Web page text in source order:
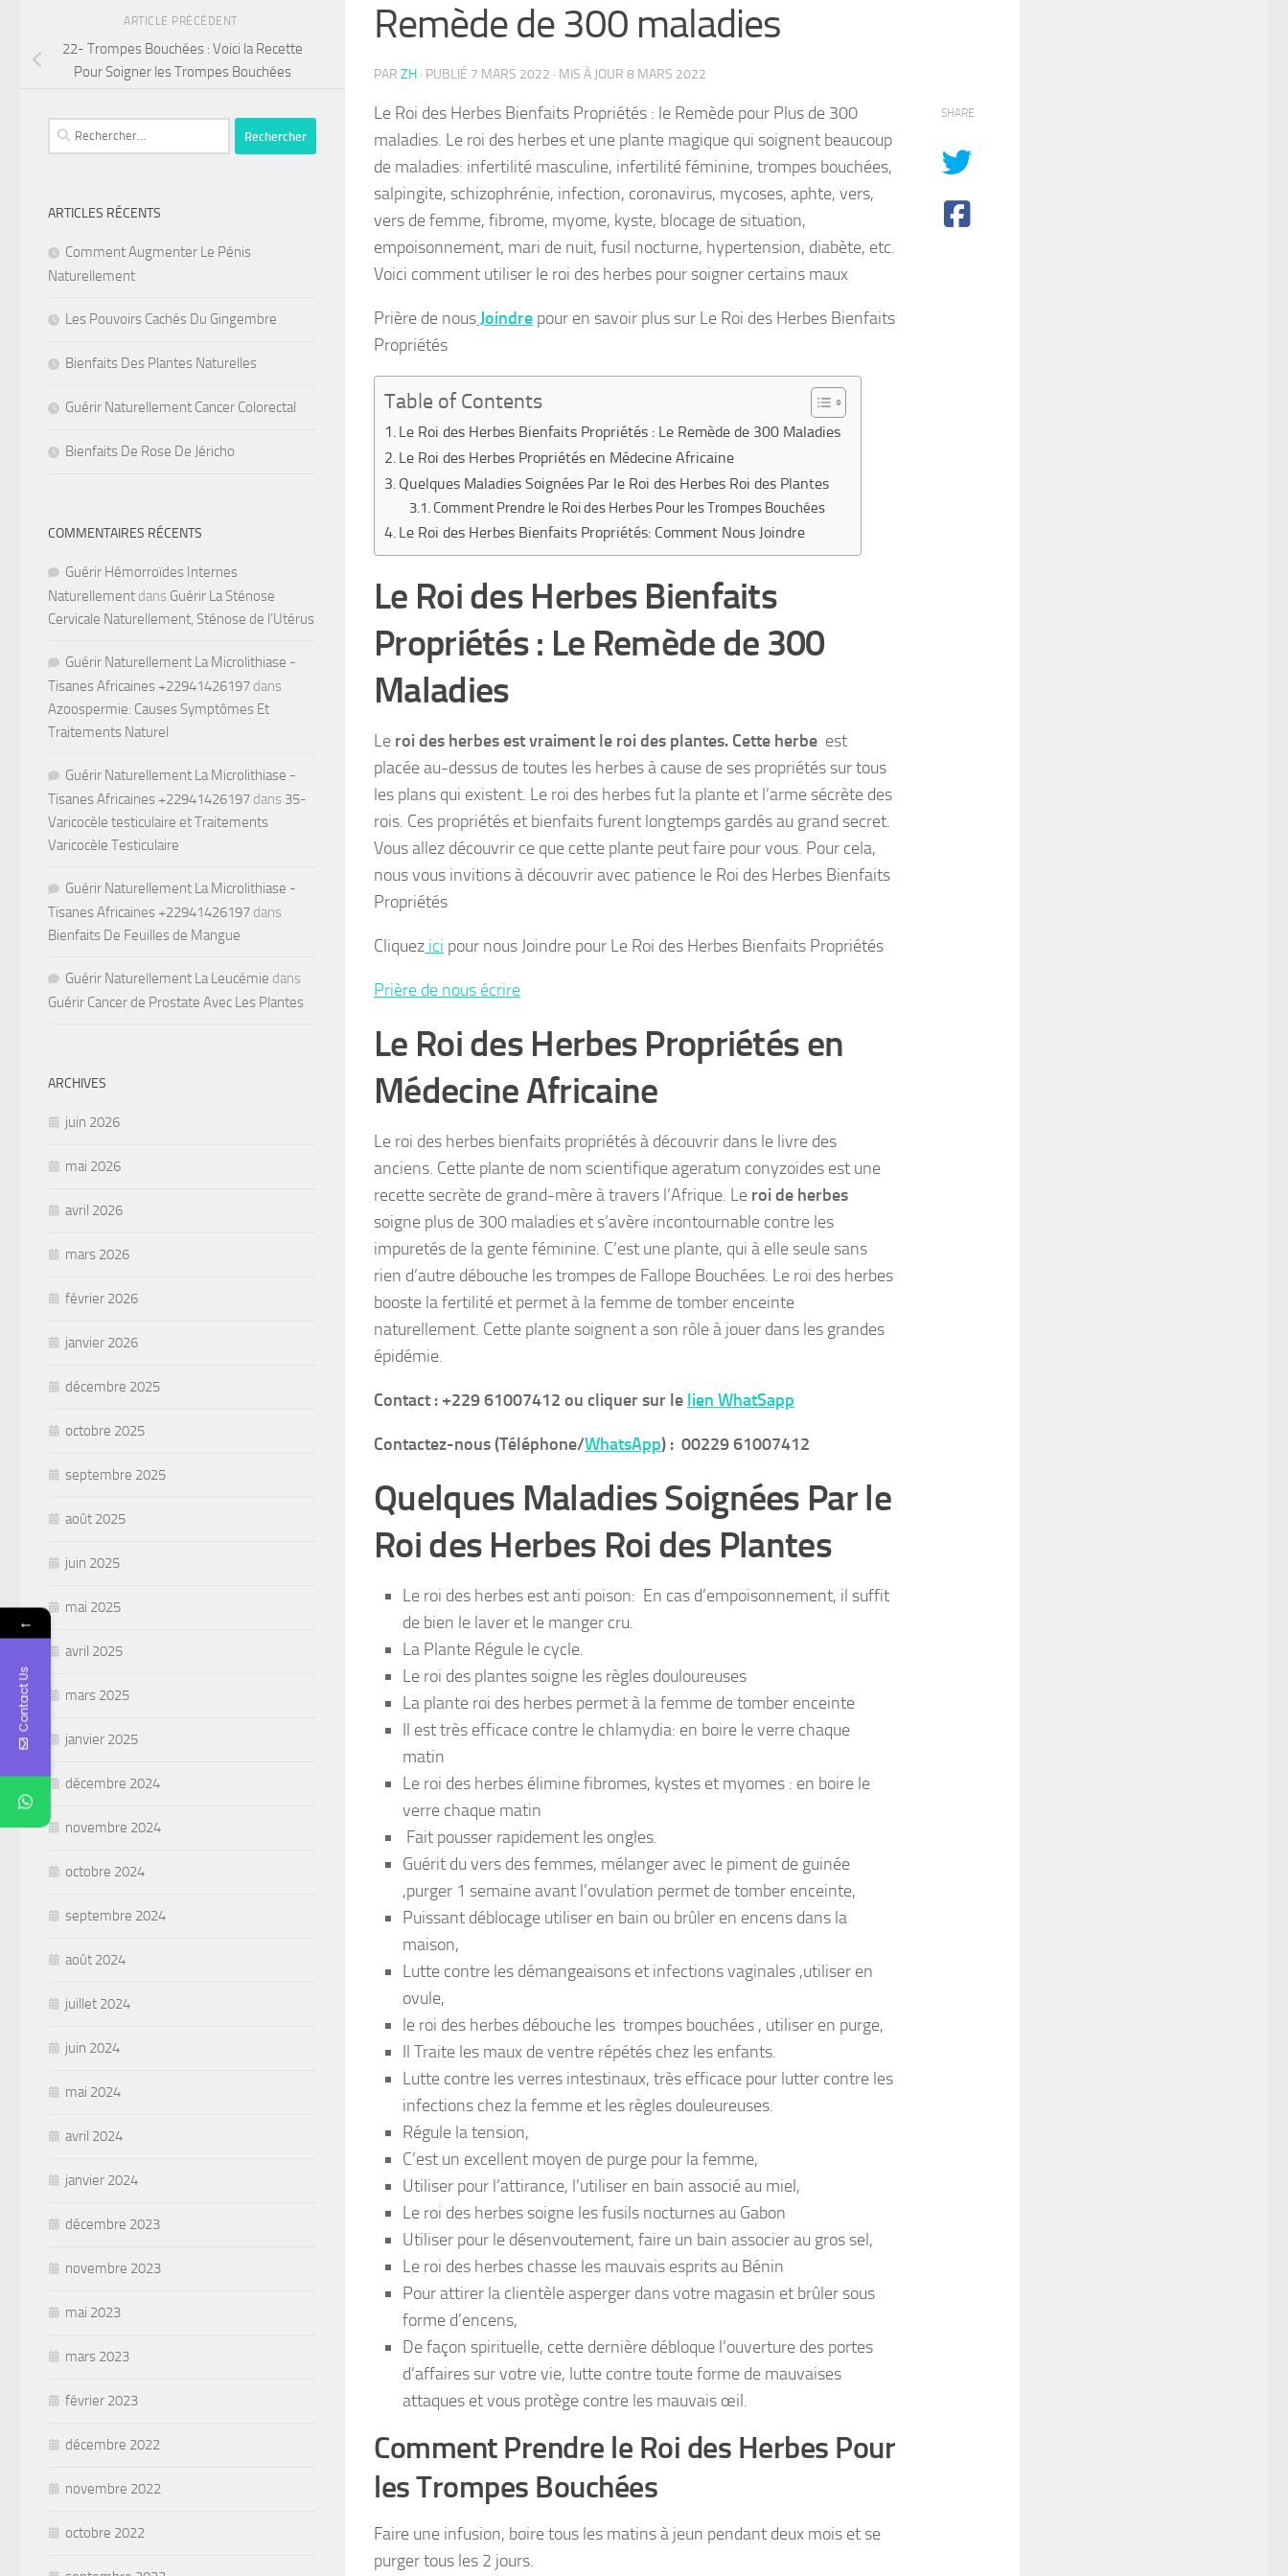
Remède de 300 maladies
PAR ZH · PUBLIÉ 7 MARS 2022 · MIS À JOUR 8 MARS 2022
Le Roi des Herbes Bienfaits Propriétés : le Remède pour Plus de 300
maladies. Le roi des herbes et une plante magique qui soignent beaucoup
de maladies: infertilité masculine, infertilité féminine, trompes bouchées,
salpingite, schizophrénie, infection, coronavirus, mycoses, aphte, vers,
vers de femme, fibrome, myome, kyste, blocage de situation,
empoisonnement, mari de nuit, fusil nocturne, hypertension, diabète, etc.
Voici comment utiliser le roi des herbes pour soigner certains maux
Prière de nousJoindre pour en savoir plus sur Le Roi des Herbes Bienfaits
Propriétés
Table of Contents
Le Roi des Herbes Bienfaits Propriétés : Le Remède de 300 Maladies
Le Roi des Herbes Propriétés en Médecine Africaine
Quelques Maladies Soignées Par le Roi des Herbes Roi des Plantes
Comment Prendre le Roi des Herbes Pour les Trompes Bouchées
Le Roi des Herbes Bienfaits Propriétés: Comment Nous Joindre
Le Roi des Herbes Bienfaits
Propriétés : Le Remède de 300
Maladies
Le roi des herbes est vraiment le roi des plantes. Cette herbe est
placée au-dessus de toutes les herbes à cause de ses propriétés sur tous
les plans qui existent. Le roi des herbes fut la plante et l’arme sécrète des
rois. Ces propriétés et bienfaits furent longtemps gardés au grand secret.
Vous allez découvrir ce que cette plante peut faire pour vous. Pour cela,
nous vous invitions à découvrir avec patience le Roi des Herbes Bienfaits
Propriétés
Cliquez ici pour nous Joindre pour Le Roi des Herbes Bienfaits Propriétés
Prière de nous écrire
Le Roi des Herbes Propriétés en
Médecine Africaine
Le roi des herbes bienfaits propriétés à découvrir dans le livre des
anciens. Cette plante de nom scientifique ageratum conyzoides est une
recette secrète de grand-mère à travers l’Afrique. Le roi de herbes
soigne plus de 300 maladies et s’avère incontournable contre les
impuretés de la gente féminine. C’est une plante, qui à elle seule sans
rien d’autre débouche les trompes de Fallope Bouchées. Le roi des herbes
booste la fertilité et permet à la femme de tomber enceinte
naturellement. Cette plante soignent a son rôle à jouer dans les grandes
épidémie.
Contact : +229 61007412 ou cliquer sur le lien WhatSapp
Contactez-nous (Téléphone/WhatsApp) : 00229 61007412
Quelques Maladies Soignées Par le
Roi des Herbes Roi des Plantes
Le roi des herbes est anti poison: En cas d’empoisonnement, il suffit
de bien le laver et le manger cru.
La Plante Régule le cycle.
Le roi des plantes soigne les règles douloureuses
La plante roi des herbes permet à la femme de tomber enceinte
Il est très efficace contre le chlamydia: en boire le verre chaque
matin
Le roi des herbes élimine fibromes, kystes et myomes : en boire le
verre chaque matin
Fait pousser rapidement les ongles.
Guérit du vers des femmes, mélanger avec le piment de guinée
,purger 1 semaine avant l’ovulation permet de tomber enceinte,
Puissant déblocage utiliser en bain ou brûler en encens dans la
maison,
Lutte contre les démangeaisons et infections vaginales ,utiliser en
ovule,
le roi des herbes débouche les trompes bouchées , utiliser en purge,
Il Traite les maux de ventre répétés chez les enfants.
Lutte contre les verres intestinaux, très efficace pour lutter contre les
infections chez la femme et les règles douleureuses.
Régule la tension,
C’est un excellent moyen de purge pour la femme,
Utiliser pour l’attirance, l’utiliser en bain associé au miel,
Le roi des herbes soigne les fusils nocturnes au Gabon
Utiliser pour le désenvoutement, faire un bain associer au gros sel,
Le roi des herbes chasse les mauvais esprits au Bénin
Pour attirer la clientèle asperger dans votre magasin et brûler sous
forme d’encens,
De façon spirituelle, cette dernière débloque l’ouverture des portes
d’affaires sur votre vie, lutte contre toute forme de mauvaises
attaques et vous protège contre les mauvais œil.
Comment Prendre le Roi des Herbes Pour
les Trompes Bouchées
Faire une infusion, boire tous les matins à jeun pendant deux mois et se
purger tous les 2 jours.
SHARE
ARTICLE PRÉCÉDENT
22- Trompes Bouchées : Voici la Recette
Pour Soigner les Trompes Bouchées
Rechercher :
ARTICLES RÉCENTS
Comment Augmenter Le Pénis
Naturellement
Les Pouvoirs Cachés Du Gingembre
Bienfaits Des Plantes Naturelles
Guérir Naturellement Cancer Colorectal
Bienfaits De Rose De Jéricho
COMMENTAIRES RÉCENTS
Guérir Hémorroïdes Internes
Naturellement dans Guérir La Sténose
Cervicale Naturellement, Sténose de l’Utérus
Guérir Naturellement La Microlithiase -
Tisanes Africaines +22941426197 dans
Azoospermie: Causes Symptômes Et
Traitements Naturel
Guérir Naturellement La Microlithiase -
Tisanes Africaines +22941426197 dans 35-
Varicocèle testiculaire et Traitements
Varicocèle Testiculaire
Guérir Naturellement La Microlithiase -
Tisanes Africaines +22941426197 dans
Bienfaits De Feuilles de Mangue
Guérir Naturellement La Leucémie dans
Guérir Cancer de Prostate Avec Les Plantes
ARCHIVES
juin 2026
mai 2026
avril 2026
mars 2026
février 2026
janvier 2026
décembre 2025
octobre 2025
septembre 2025
août 2025
juin 2025
mai 2025
avril 2025
mars 2025
janvier 2025
décembre 2024
novembre 2024
octobre 2024
septembre 2024
août 2024
juillet 2024
juin 2024
mai 2024
avril 2024
janvier 2024
décembre 2023
novembre 2023
mai 2023
mars 2023
février 2023
décembre 2022
novembre 2022
octobre 2022
←
Contact Us